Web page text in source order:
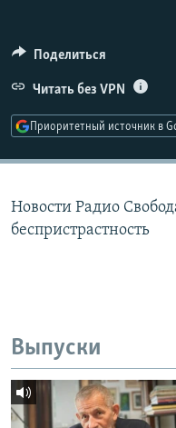
ПОДПИШИТЕСЬ НА
СОЦИАЛЬНЫЕ СЕТИ
Поделиться
Читать без VPN
Приоритетный источник в
Новости Радио
беспристрастность
Выпуски